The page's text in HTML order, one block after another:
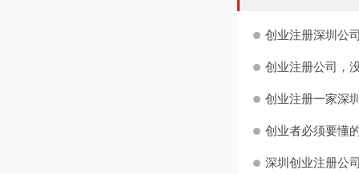
创业注册深圳公
创业注册公司，
创业注册一家深
创业者必须要懂
深圳创业注册公